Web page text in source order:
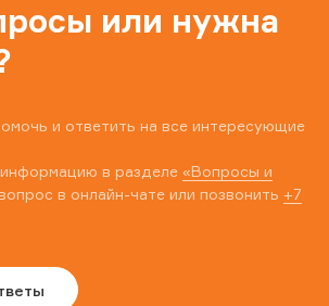
или нужна
и ответить на все интересующие
в разделе «Вопросы и
в онлайн-чате или позвонить +7